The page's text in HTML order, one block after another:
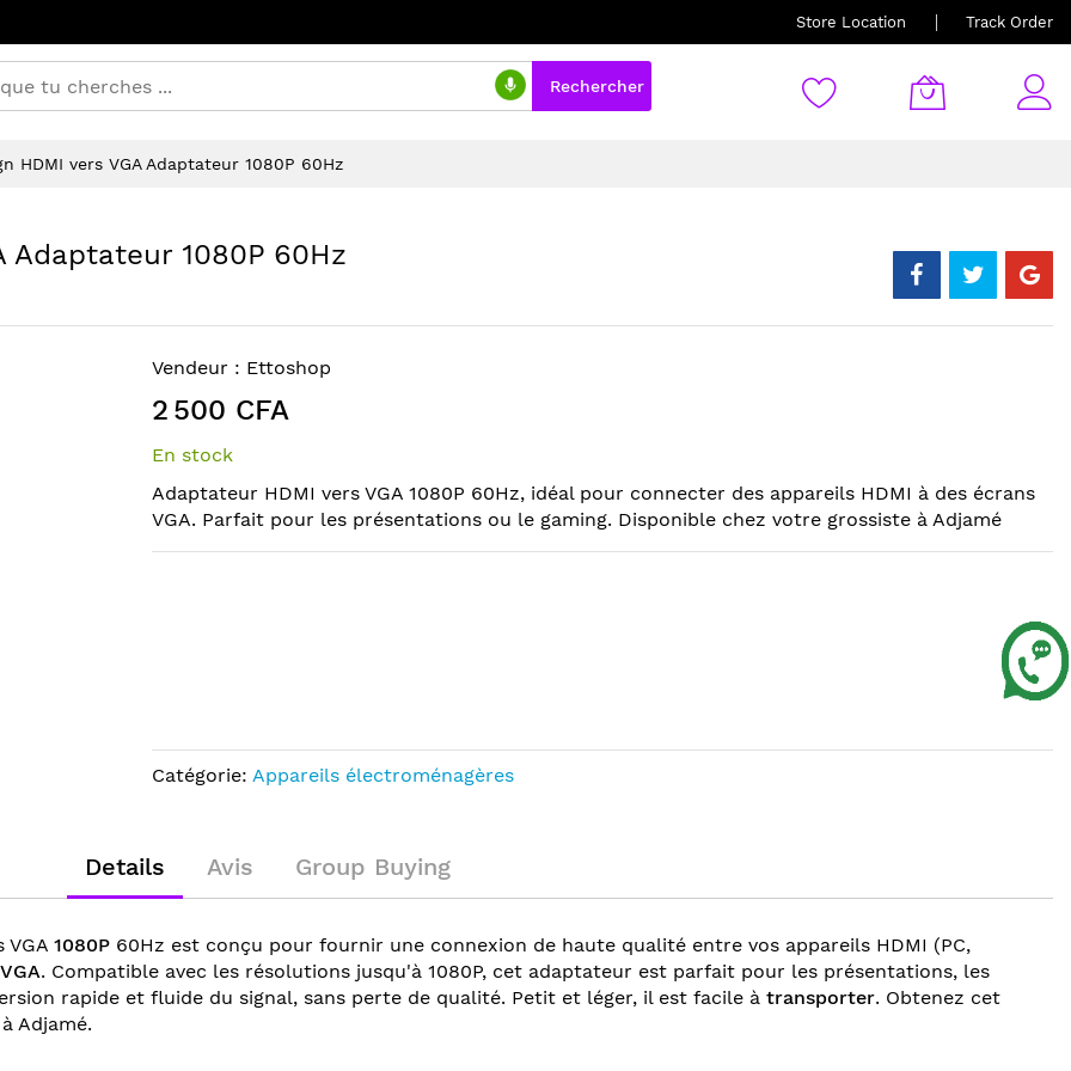
Store Location Track Order
Rechercher
HDMI vers VGA Adaptateur 1080P 60Hz
Adaptateur 1080P 60Hz
Vendeur : Ettoshop
2 500 CFA
En stock
Adaptateur HDMI vers VGA 1080P 60Hz, idéal pour connecter des appareils HDMI à des écrans
VGA. Parfait pour les présentations ou le gaming. Disponible chez votre grossiste à Adjamé
Catégorie: Appareils électroménagères
Details
VGA 1080P 60Hz est conçu pour fournir une connexion de haute qualité entre vos appareils HDMI (PC,
VGA. Compatible avec les résolutions jusqu'à 1080P, cet adaptateur est parfait pour les présentations, les
rapide et fluide du signal, sans perte de qualité. Petit et léger, il est facile à transporter. Obtenez cet
Adjamé.
Avis Group Buying